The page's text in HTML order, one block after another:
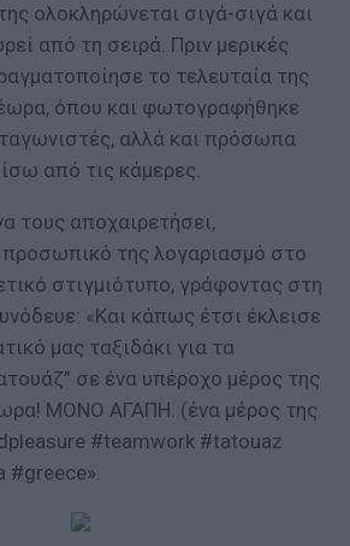
ολοκληρώνεται σιγά-σιγά και
από τη σειρά. Πριν μερικές
το τελευταία της
όπου και φωτογραφήθηκε
αλλά και πρόσωπα
από τις κάμερες.
τους αποχαιρετήσει,
της λογαριασμό στο
στιγμιότυπο, γράφοντας στη
«Και κάπως έτσι έκλεισε
μας ταξιδάκι για τα
σε ένα υπέροχο μέρος της
ΜΟΝΟ ΑΓΑΠΗ. (ένα μέρος της
#teamwork #tatouaz
#greece».